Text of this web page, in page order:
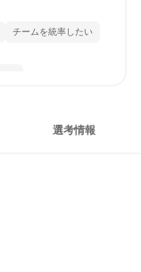
チームを統率したい
る
選考情報